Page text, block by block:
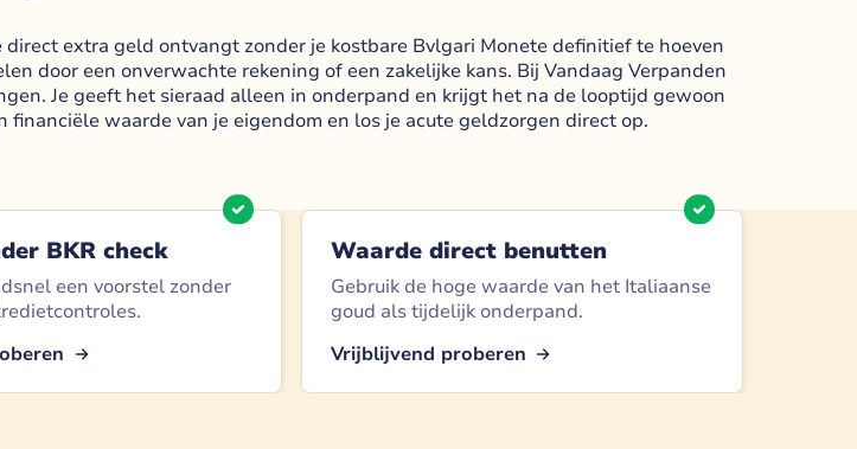
extra geld ontvangt zonder je kostbare Bvlgari Monete definitief te hoeven
door een onverwachte rekening of een zakelijke kans. Bij Vandaag Verpanden
Je geeft het sieraad alleen in onderpand en krijgt het na de looptijd gewoon
waarde van je eigendom en los je acute geldzorgen direct op.
BKR check
een voorstel zonder
Waarde direct benutten
Gebruik de hoge waarde van het Italiaanse
goud als tijdelijk onderpand.
Vrijblijvend proberen